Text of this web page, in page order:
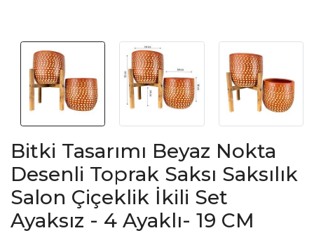
Bitki Tasarımı Beyaz Nokta
Desenli Toprak Saksı Saksılık
Salon Çiçeklik İkili Set
Ayaksız - 4 Ayaklı- 19 CM